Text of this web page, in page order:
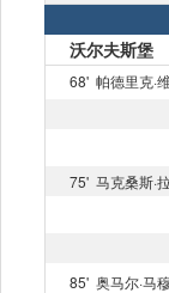
沃尔夫斯堡
68' 帕德里克·
75' 马克桑斯·
85' 奥马尔·马